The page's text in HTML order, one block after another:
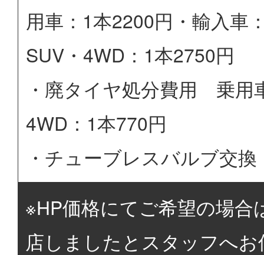
用車：1本2200円・輸入車
SUV・4WD：1本2750円
・廃タイヤ処分費用 乗用
4WD：1本770円
・チューブレスバルブ交
※HP価格にてご希望の場合
店しましたとスタッフへ